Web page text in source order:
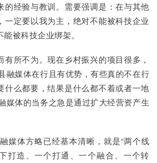
的经验与教训。需要强调是：在与其他
一定要以我为主，绝对不能被科技企业
被科技企业绑架。
有所不为。现在乡村振兴的项目很多，
融媒体在行且有优势，有些真的不在行
什么都要，结果是什么都不着或者一地
媒体的当务之急是通过扩大经营资产生
媒体方略已经基本清晰，就是“两个线
打造、一个打通、一个融合、一个转